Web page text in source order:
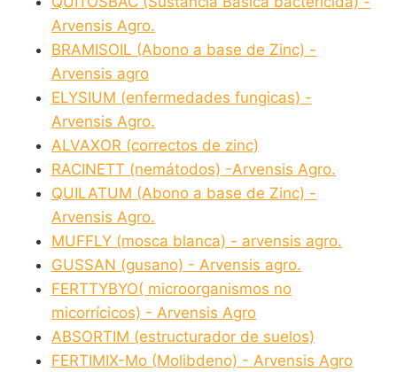
Arvensis Agro.
BRAMISOIL (Abono a base de Zinc) -
Arvensis agro
ELYSIUM (enfermedades fungicas) -
Arvensis Agro.
ALVAXOR (correctos de zinc)
RACINETT (nemátodos) -Arvensis Agro.
QUILATUM (Abono a base de Zinc) -
Arvensis Agro.
MUFFLY (mosca blanca) - arvensis agro.
GUSSAN (gusano) - Arvensis agro.
FERTTYBYO( microorganismos no
micorrícicos) - Arvensis Agro
ABSORTIM (estructurador de suelos)
FERTIMIX-Mo (Molibdeno) - Arvensis Agro